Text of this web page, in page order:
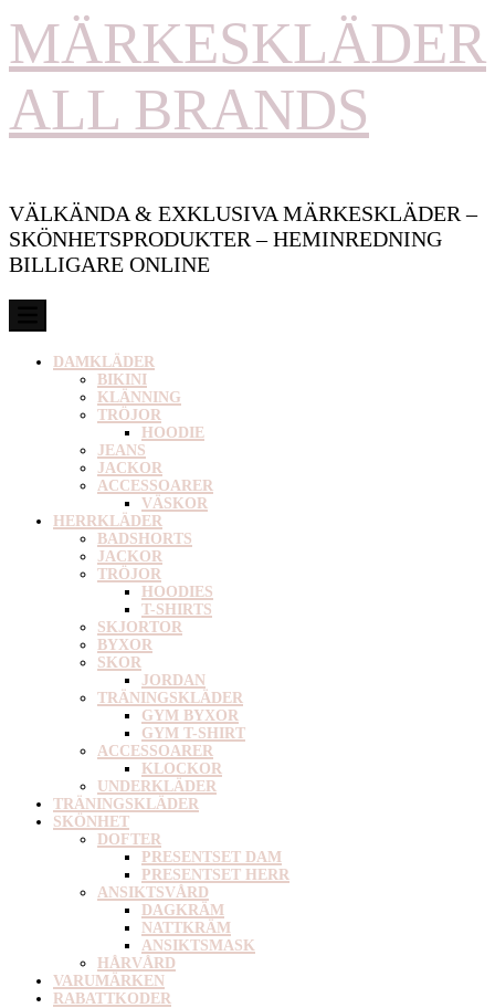
MÄRKESKLÄDER
ALL BRANDS
VÄLKÄNDA & EXKLUSIVA MÄRKESKLÄDER –
SKÖNHETSPRODUKTER – HEMINREDNING
BILLIGARE ONLINE
DAMKLÄDER
BIKINI
KLÄNNING
TRÖJOR
HOODIE
JEANS
JACKOR
ACCESSOARER
VÄSKOR
HERRKLÄDER
BADSHORTS
JACKOR
TRÖJOR
HOODIES
T-SHIRTS
SKJORTOR
BYXOR
SKOR
JORDAN
TRÄNINGSKLÄDER
GYM BYXOR
GYM T-SHIRT
ACCESSOARER
KLOCKOR
UNDERKLÄDER
TRÄNINGSKLÄDER
SKÖNHET
DOFTER
PRESENTSET DAM
PRESENTSET HERR
ANSIKTSVÅRD
DAGKRÄM
NATTKRÄM
ANSIKTSMASK
HÅRVÅRD
VARUMÄRKEN
RABATTKODER